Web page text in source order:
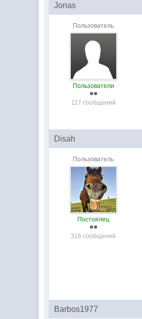
Jonas
Пользователь
Пользователи
117 сообщений
Disah
Пользователь
Постоялец
316 сообщений
Barbos1977